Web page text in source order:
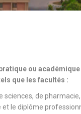
ou
que les facultés :
sciences, de
le diplôme